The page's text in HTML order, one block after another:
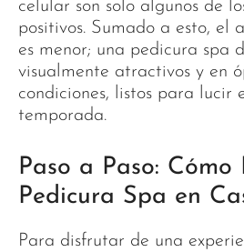
celular son solo algunos de
positivos. Sumado a esto, el
es menor; una pedicura spa
visualmente atractivos y en
condiciones, listos para lucir
temporada.
Paso a Paso:
Pedicura Spa en
Para disfrutar de una